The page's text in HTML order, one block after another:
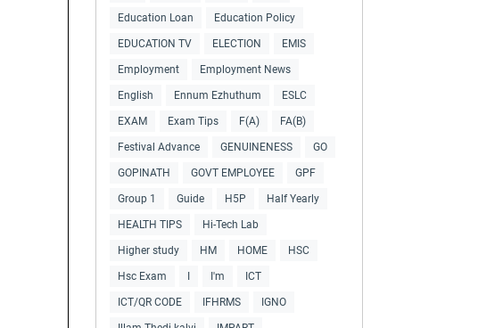
Education Loan Education Policy
EDUCATION TV ELECTION EMIS
Employment Employment News
English Ennum Ezhuthum ESLC
EXAM Exam Tips F(A) FA(B)
Festival Advance GENUINENESS GO
GOPINATH GOVT EMPLOYEE GPF
Group 1 Guide H5P Half Yearly
HEALTH TIPS Hi-Tech Lab
Higher study HM HOME HSC
Hsc Exam I'm ICT
ICT/QR CODE IFHRMS IGNO